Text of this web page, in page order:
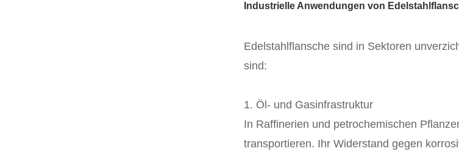
Industrielle Anwendungen von
Edelstahlflansche sind in Sektoren
sind:
1. Öl- und Gasinfrastruktur
In Raffinerien und petrochemischen
transportieren. Ihr Widerstand gegen